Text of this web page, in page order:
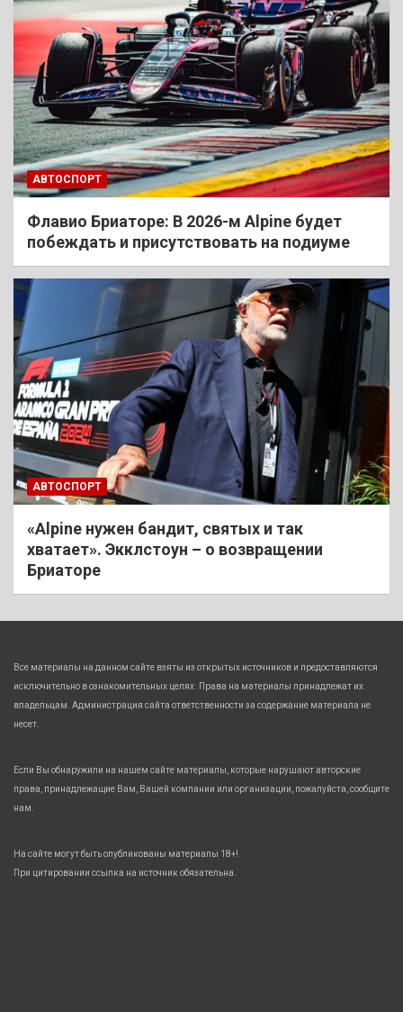
АВТОСПОРТ
Флавио Бриаторе: В 2026-м Alpine будет
побеждать и присутствовать на подиуме
АВТОСПОРТ
«Alpine нужен бандит, святых и так
хватает». Экклстоун – о возвращении
Бриаторе
Все материалы на данном сайте взяты из открытых источников и предоставляются
исключительно в ознакомительных целях. Права на материалы принадлежат их
владельцам. Администрация сайта ответственности за содержание материала не
несет.
Если Вы обнаружили на нашем сайте материалы, которые нарушают авторские
права, принадлежащие Вам, Вашей компании или организации, пожалуйста, сообщите
нам.
На сайте могут быть опубликованы материалы 18+!
При цитировании ссылка на источник обязательна.